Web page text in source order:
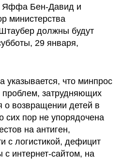
Яффа Бен-Давид и
министерства
должны будут
29 января,
указывается, что минпрос
проблем, затрудняющих
возвращении детей в
сих пор не упорядочена
на антиген,
с логистикой, дефицит
интернет-сайтом, на